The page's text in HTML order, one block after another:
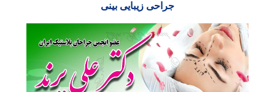
جراحی زیبایی بینی